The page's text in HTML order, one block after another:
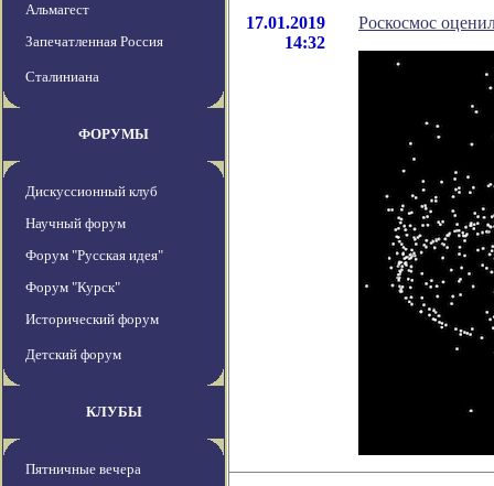
Альмагест
Запечатленная Россия
Сталиниана
ФОРУМЫ
Дискуссионный клуб
Научный форум
Форум "Русская идея"
Форум "Курск"
Исторический форум
Детский форум
КЛУБЫ
Пятничные вечера
17.01.2019
14:32
Роскосмос